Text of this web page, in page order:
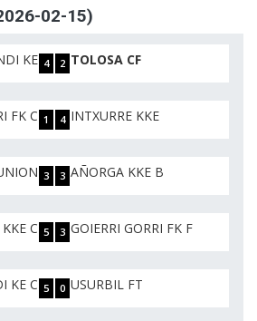
02-15)
KE 4 2 TOLOSA CF
FK C 1 4 INTXURRE KKE
3 3 AÑORGA KKE B
C 5 3 GOIERRI GORRI FK F
KE C 5 0 USURBIL FT